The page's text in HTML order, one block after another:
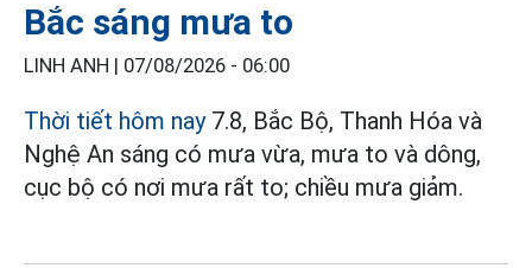
Bắc sáng mưa to
LINH ANH | 07/08/2026 - 06:00
Thời tiết hôm nay7.8, Bắc Bộ, Thanh Hóa và
Nghệ An sáng có mưa vừa, mưa to và dông,
cục bộ có nơi mưa rất to; chiều mưa giảm.